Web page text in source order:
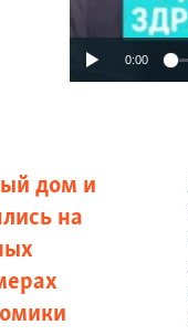
0:00
дом и
на